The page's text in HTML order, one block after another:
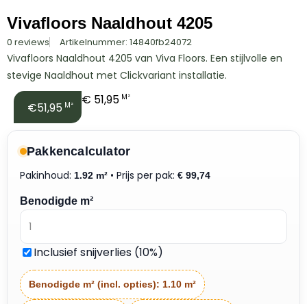
Vivafloors Naaldhout 4205
0 reviews Artikelnummer: 14840fb24072
Vivafloors Naaldhout 4205 van Viva Floors. Een stijlvolle en
stevige Naaldhout met Clickvariant installatie.
€51,95 M² € 51,95 M²
Pakkencalculator
Pakinhoud: 1.92 m² • Prijs per pak: € 99,74
Benodigde m²
Inclusief snijverlies (10%)
Benodigde m² (incl. opties): 1.10 m²